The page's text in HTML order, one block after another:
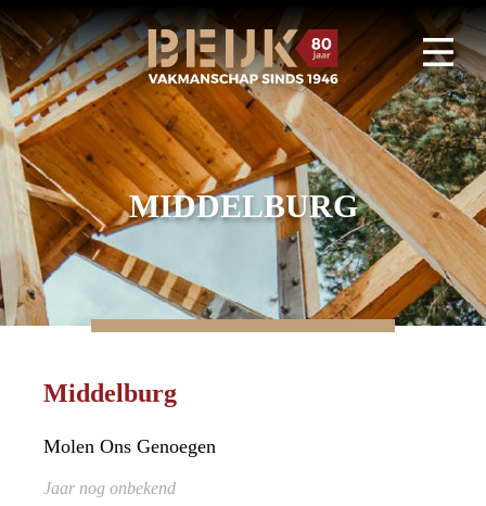
MIDDELBURG
Middelburg
Molen Ons Genoegen
Jaar nog onbekend